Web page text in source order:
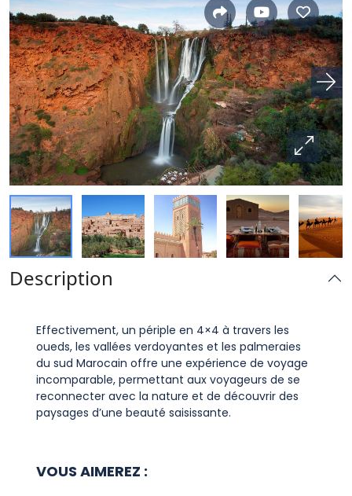
Description
Effectivement, un périple en 4×4 à travers les
oueds, les vallées verdoyantes et les palmeraies
du sud Marocain offre une expérience de voyage
incomparable, permettant aux voyageurs de se
reconnecter avec la nature et de découvrir des
paysages d’une beauté saisissante.
VOUS AIMEREZ :